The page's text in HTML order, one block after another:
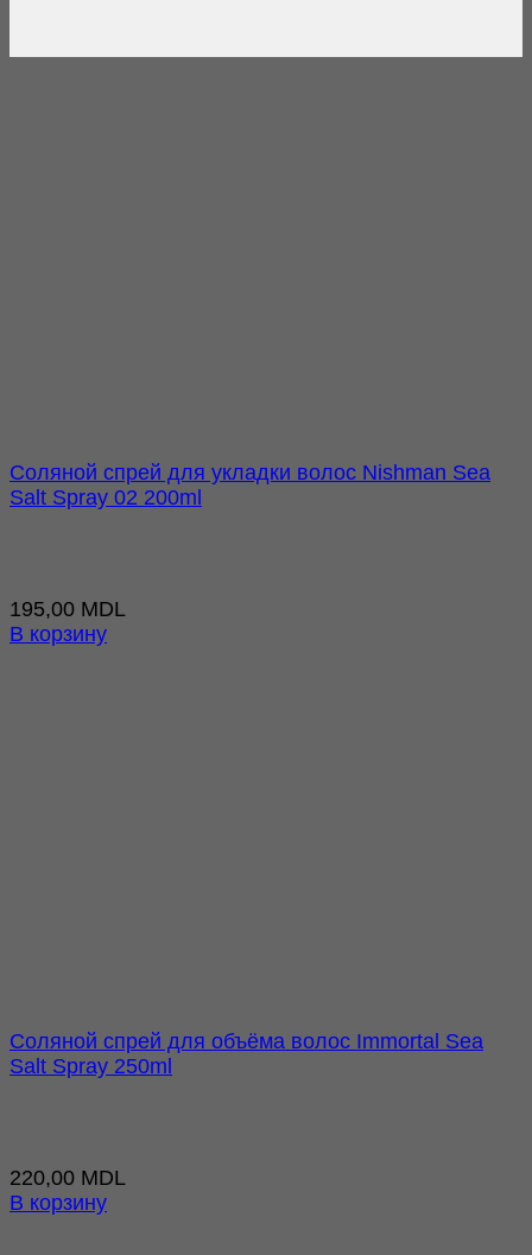
Соляной спрей для укладки волос Nishman Sea
Salt Spray 02 200ml
195,00 MDL
В корзину
Соляной спрей для объёма волос Immortal Sea
Salt Spray 250ml
220,00 MDL
В корзину